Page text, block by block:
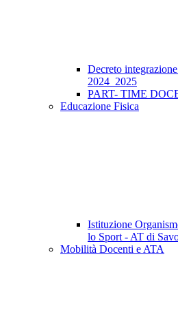
Decreto
2024_2025
PART- TIME
Educazione Fisica
Istituzione
lo Sport - AT di
Mobilità Docenti e ATA